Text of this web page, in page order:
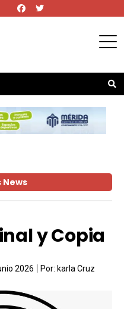
News
y Copia
2026 Por: karla Cruz